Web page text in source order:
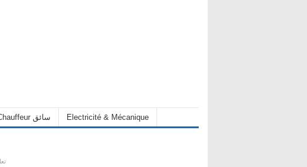
Chauffeur سائق Electricité & Mécanique